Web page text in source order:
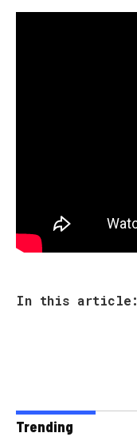
In this article:
Trending